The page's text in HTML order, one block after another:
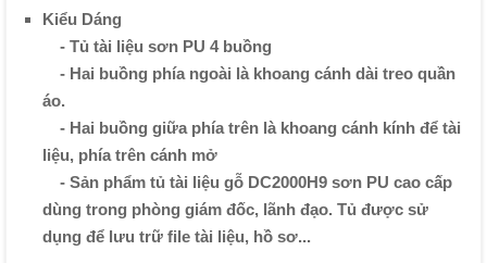
Kiểu Dáng
- Tủ tài liệu sơn PU 4 buồng
- Hai buồng phía ngoài là khoang cánh dài treo quần
áo.
- Hai buồng giữa phía trên là khoang cánh kính để tài
liệu, phía trên cánh mở
- Sản phẩm tủ tài liệu gỗ DC2000H9 sơn PU cao cấp
dùng trong phòng giám đốc, lãnh đạo. Tủ được sử
dụng để lưu trữ file tài liệu, hồ sơ...